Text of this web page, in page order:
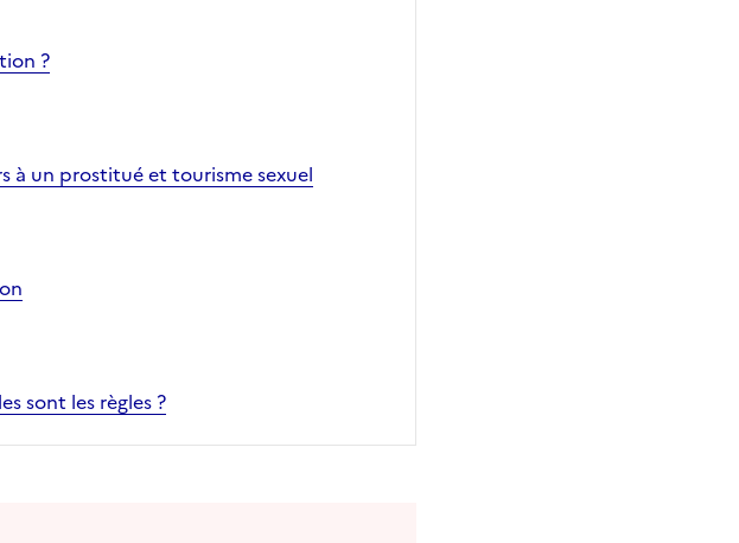
?
à un prostitué et tourisme sexuel
sont les règles ?